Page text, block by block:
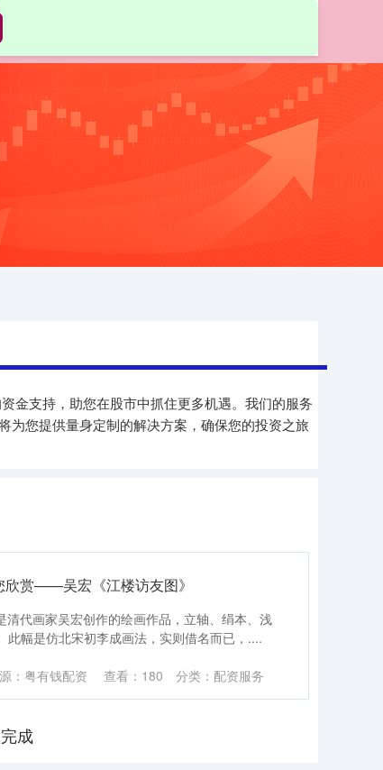
股平台
金支持，助您在股市中抓住更多机遇。我们的服务
为您提供量身定制的解决方案，确保您的投资之旅
欣赏——吴宏《江楼访友图》
清代画家吴宏创作的绘画作品，立轴、绢本、浅
幅是仿北宋初李成画法，实则借名而已，....
：粤有钱配资 查看： 180 分类：配资服务
成